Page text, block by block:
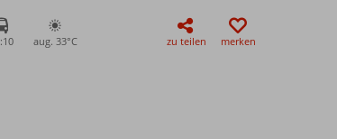
aug. 33°C zu teilen merken